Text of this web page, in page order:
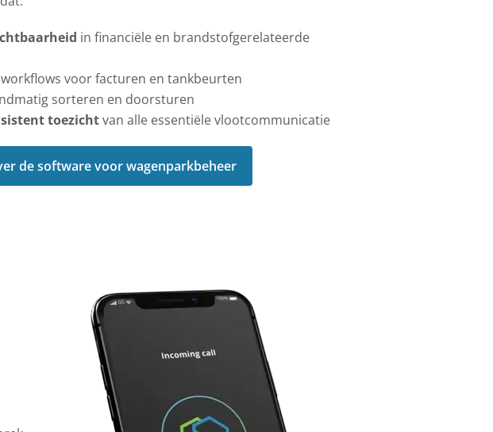
in financiële en brandstofgerelateerde
voor facturen en tankbeurten
sorteren en doorsturen
toezichtvan alle essentiële vlootcommunicatie
de software voor wagenparkbeheer